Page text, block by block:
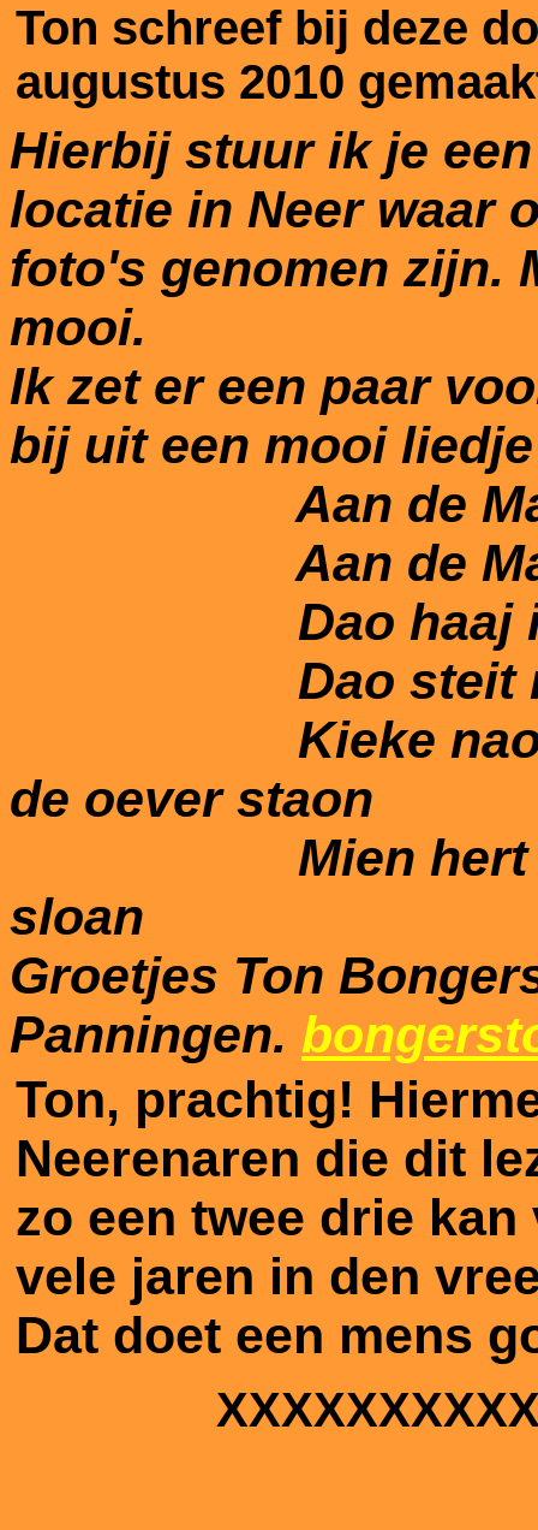
Ton schreef bij deze
augustus 2010
Hierbij stuur ik je
locatie in Neer waar
foto's genomen zijn.
mooi.
Ik zet er een paar
bij uit een mooi
Aan de Maas
Aan de Maas
Dao haaj ich
Dao steit nog
Kieke nao de
de oever staon
Mien hert zal
sloan
Groetjes Ton
Panningen.
Ton, prachtig!
Neerenaren die dit
zo een twee drie
vele jaren in den
Dat doet een mens